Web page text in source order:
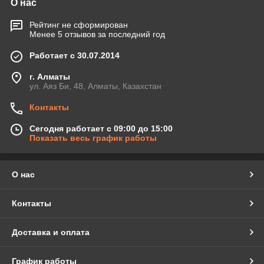
О нас
Рейтинг не сформирован
Менее 5 отзывов за последний год
Работает с 30.07.2014
г. Алматы
ул. Аяз Би, 48, Алматы, Казахстан
Контакты
Сегодня работает с 09:00 до 15:00
Показать весь график работы
О нас
Контакты
Доставка и оплата
График работы